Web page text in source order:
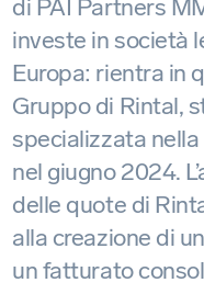
di PAI Partners
investe in società
Europa: rientra in
Gruppo di Rintal,
specializzata nella
nel giugno 2024.
delle quote di
alla creazione di
un fatturato